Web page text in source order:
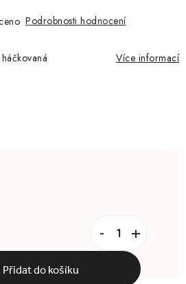
Podrobnosti hodnocení
Více informací
Přidat do košíku